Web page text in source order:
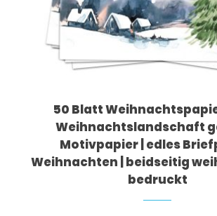
50 Blatt
Weihnachtslandschaft
Motivpapier | edles
Weihnachten | beidseitig
bedruckt